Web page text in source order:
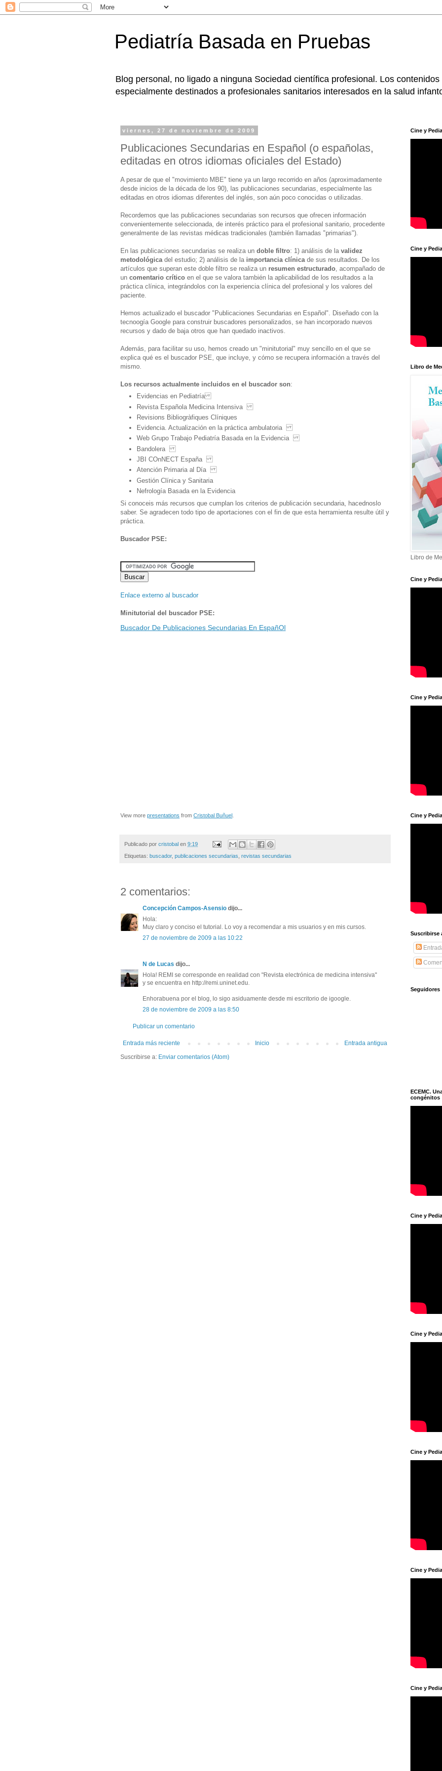
Pediatría Basada en Pruebas
Blog personal, no ligado a ninguna Sociedad científica profesional. Los
especialmente destinados a profesionales sanitarios interesados en la salud
viernes, 27 de noviembre de 2009
Publicaciones Secundarias en Español (o españolas,
editadas en otros idiomas oficiales del Estado)
A pesar de que el "movimiento MBE" tiene ya un largo recorrido en años (aproximadamente
desde inicios de la década de los 90), las publicaciones secundarias, especialmente las
editadas en otros idiomas diferentes del inglés, son aún poco conocidas o utilizadas.
Recordemos que las publicaciones secundarias son recursos que ofrecen información
convenientemente seleccionada, de interés práctico para el profesional sanitario, procedente
generalmente de las revistas médicas tradicionales (también llamadas "primarias").
En las publicaciones secundarias se realiza un doble filtro: 1) análisis de la validez
metodológica del estudio; 2) análisis de la importancia clínica de sus resultados. De los
artículos que superan este doble filtro se realiza un resumen estructurado , acompañado de
un comentario crítico en el que se valora también la aplicabilidad de los resultados a la
práctica clínica, integrándolos con la experiencia clínica del profesional y los valores del
paciente.
Hemos actualizado el buscador "Publicaciones Secundarias en Español". Diseñado con la
tecnoogía Google para construir buscadores personalizados, se han incorporado nuevos
recursos y dado de baja otros que han quedado inactivos.
Además, para facilitar su uso, hemos creado un "minitutorial" muy sencillo en el que se
explica qué es el buscador PSE, que incluye, y cómo se recupera información a través del
mismo.
Los recursos actualmente incluidos en el buscador son:
Evidencias en Pediatría
Revista Española Medicina Intensiva
Revisions Bibliogràfiques Clíniques
Evidencia. Actualización en la práctica ambulatoria
Web Grupo Trabajo Pediatría Basada en la Evidencia
Bandolera
JBI COnNECT España
Atención Primaria al Día
Gestión Clínica y Sanitaria
Nefrología Basada en la Evidencia
Si conoceis más recursos que cumplan los criterios de publicación secundaria, hacednoslo
saber. Se agradecen todo tipo de aportaciones con el fin de que esta herramienta resulte útil y
práctica.
Buscador PSE:
Enlace externo al buscador
Minitutorial del buscador PSE:
Buscador De Publicaciones Secundarias En EspañOl
View more presentations from Cristobal Buñuel
Publicado por cristobal en 9:19
Etiquetas: buscador, publicaciones secundarias revistas secundarias
2 comentarios:
Concepción Campos-Asensio dijo...
Hola:
Muy claro y conciso el tutorial. Lo voy a recomendar a mis usuarios y en mis cursos.
27 de noviembre de 2009 a las 10:22
N de Lucas dijo...
Hola! REMI se corresponde en realidad con "Revista electrónica de medicina intensiva"
y se encuentra en http://remi.uninet.edu.
Enhorabuena por el blog, lo sigo asiduamente desde mi escritorio de igoogle.
28 de noviembre de 2009 a las 8:50
Publicar un comentario
Entrada más reciente Entrada antigua
Inicio
Suscribirse a: Enviar comentarios (Atom)
Cine y
Cine y
Libro de
Libro de
Cine y
Cine y
Cine y
Suscribirse
Seguidores
ECEMC.
congénitos
Cine y
Cine y
Cine y
Cine y
Cine y